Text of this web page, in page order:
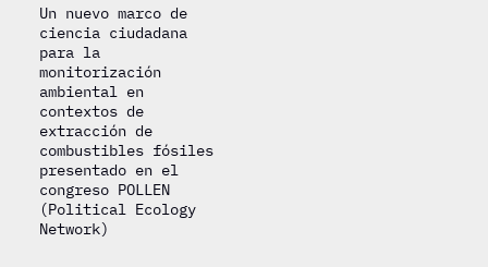
Un nuevo marco de
ciencia ciudadana
para la
monitorización
ambiental en
contextos de
extracción de
combustibles fósiles
presentado en el
congreso POLLEN
(Political Ecology
Network)